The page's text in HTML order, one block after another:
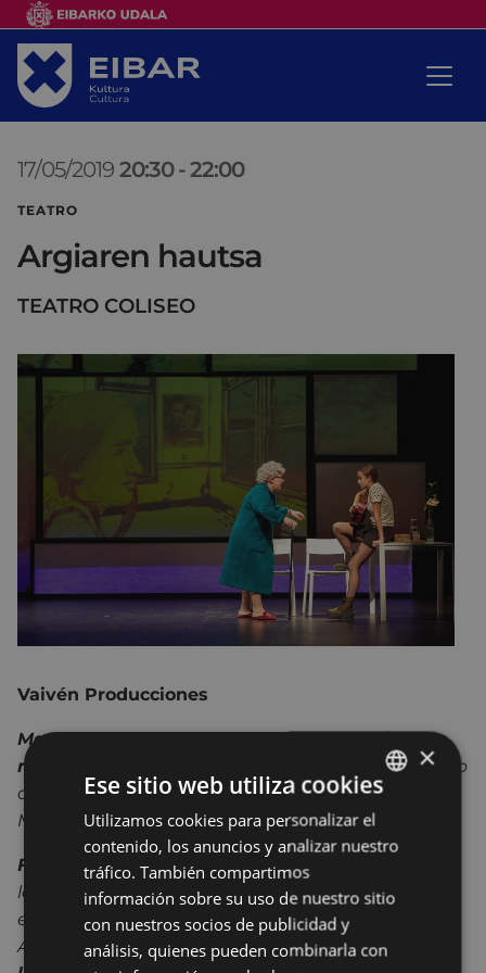
17/05/2019 20:30 -22:00
TEATRO
Argiaren hautsa
TEATRO COLISEO
Vaivén Producciones
Manuel, hombre amargado y callado. Milagros,
representa la alegría y fuerza interior.
Encuentro
de ellos que transformará el carácter y la vida de
Manuel por completo.
Función protagonizada por dos ancianos,
las últimas oportunidades, el amor en la tercera
edad, las ganas de vivir, de morir, el perdón...
Argiaren Hautsa esuna reflexión sobre la vida y
BASQUE
SPANISH
×
Ese sitio web utiliza cookies
Utilizamos cookies para personalizar el
contenido, los anuncios y analizar nuestro
tráfico. También compartimos
información sobre su uso de nuestro sitio
con nuestros socios de publicidad y
análisis, quienes pueden combinarla con